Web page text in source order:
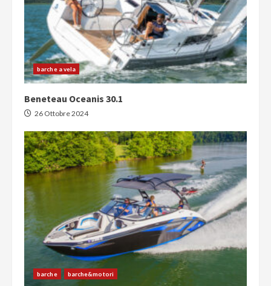
barche a vela
Beneteau Oceanis 30.1
26 Ottobre 2024
barche barche&motori